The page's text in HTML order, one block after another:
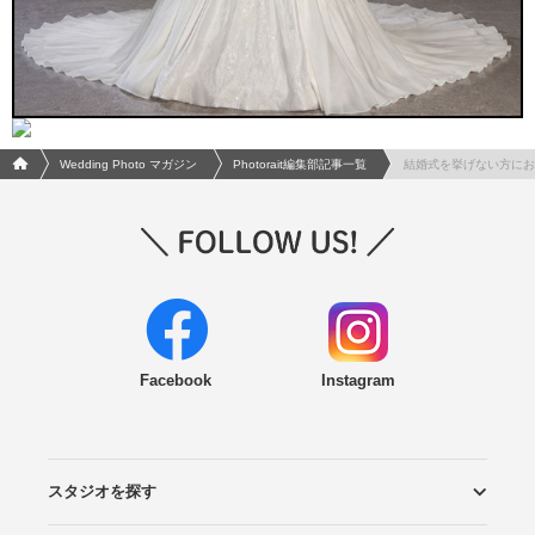
フォトウエディング/結婚写真のPhotorait ホーム
Wedding Photo マガジン Photorait編集部記事一覧 結婚式を挙げない方に
Facebook Instagram
スタジオを探す